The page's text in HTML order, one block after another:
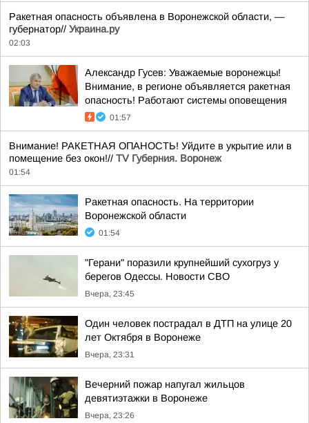
Ракетная опасность объявлена в Воронежской области, —
губернатор// Украина.ру
02:03
Александр Гусев: Уважаемые воронежцы!
Внимание, в регионе объявляется ракетная
опасность! Работают системы оповещения
01:57
Внимание! РАКЕТНАЯ ОПАНОСТЬ! Уйдите в укрытие или в
помещение без окон!// TV Губерния. Воронеж
01:54
Ракетная опасность. На территории
Воронежской области
01:54
"Герани" поразили крупнейший сухогруз у
берегов Одессы. Новости СВО
Вчера, 23:45
Один человек пострадал в ДТП на улице 20
лет Октября в Воронеже
Вчера, 23:31
Вечерний пожар напугал жильцов
девятиэтажки в Воронеже
Вчера, 23:26